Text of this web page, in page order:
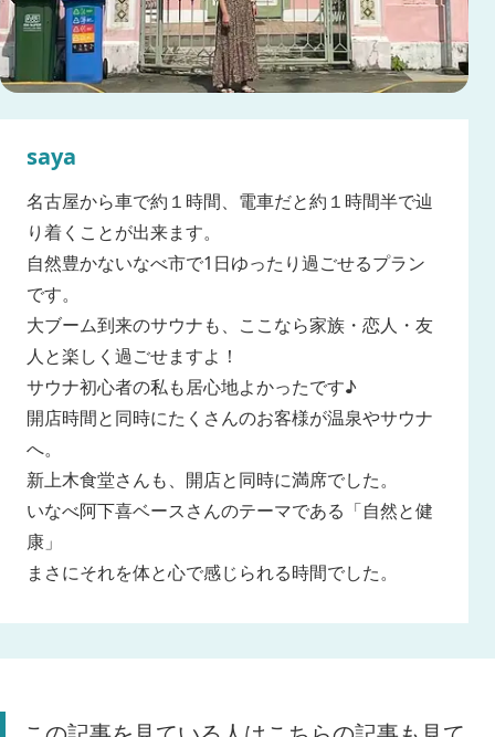
saya
名古屋から車で約１時間、電車だと約１時間半で辿
り着くことが出来ます。
自然豊かないなべ市で1日ゆったり過ごせるプラン
です。
大ブーム到来のサウナも、ここなら家族・恋人・友
人と楽しく過ごせますよ！
サウナ初心者の私も居心地よかったです♪
開店時間と同時にたくさんのお客様が温泉やサウナ
へ。
新上木食堂さんも、開店と同時に満席でした。
いなべ阿下喜ベースさんのテーマである「自然と健
康」
まさにそれを体と心で感じられる時間でした。